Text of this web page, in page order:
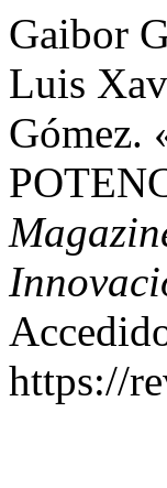
Gaibor
Luis
Gómez.
https://